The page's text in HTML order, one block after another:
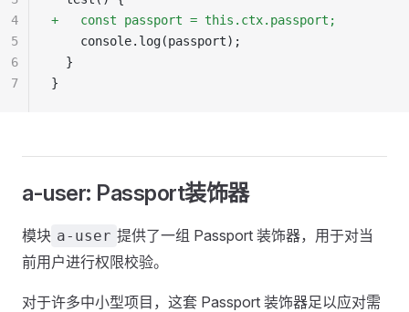
+   const passport = this.ctx.passport;
    console.log(passport);
  }
}
4
5
6
7
a-user: Passport装饰器
模块 a-user 提供了一组 Passport 装饰器，用于对当
前用户进行权限校验。
对于许多中小型项目，这套 Passport 装饰器足以应对需